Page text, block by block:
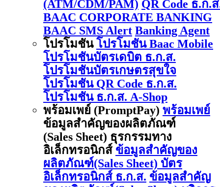
(ATM/CDM/PAM) QR Code ธ.ก.
BAAC CORPORATE BANKING
BAAC SMS Alert Banking Agent
โปรโมชัน โปรโมชัน Baac Mobile
โปรโมชันบัตรเดบิต ธ.ก.ส.
โปรโมชันบัตรเกษตรสุขใจ
โปรโมชัน QR Code ธ.ก.ส.
โปรโมชัน ธ.ก.ส. A-Shop
พร้อมเพย์ (PromptPay) พร้อมเพย์
ข้อมูลสำคัญของผลิตภัณฑ์
(Sales Sheet) ธุรกรรมทาง
อิเล็กทรอนิกส์ ข้อมูลสำคัญของ
ผลิตภัณฑ์(Sales Sheet) บัตร
อิเล็กทรอนิกส์ ธ.ก.ส. ข้อมูลสำคัญ